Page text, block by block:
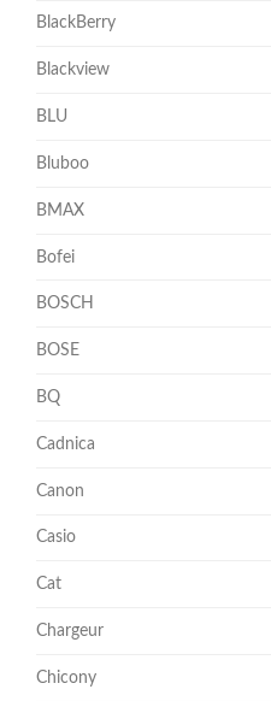
BlackBerry
Blackview
BLU
Bluboo
BMAX
Bofei
BOSCH
BOSE
BQ
Cadnica
Canon
Casio
Cat
Chargeur
Chicony